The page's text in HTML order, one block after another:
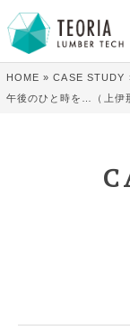
HOME »CASE STUDY
午後のひと時を…（上伊